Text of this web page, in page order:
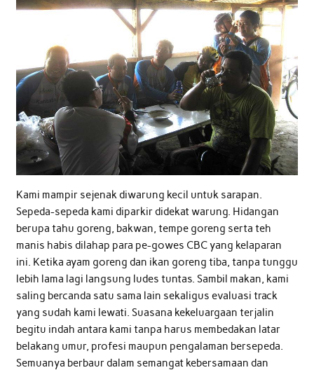
Kami mampir sejenak diwarung kecil untuk sarapan.
Sepeda-sepeda kami diparkir didekat warung. Hidangan
berupa tahu goreng, bakwan, tempe goreng serta teh
manis habis dilahap para pe-gowes CBC yang kelaparan
ini. Ketika ayam goreng dan ikan goreng tiba, tanpa tunggu
lebih lama lagi langsung ludes tuntas. Sambil makan, kami
saling bercanda satu sama lain sekaligus evaluasi track
yang sudah kami lewati. Suasana kekeluargaan terjalin
begitu indah antara kami tanpa harus membedakan latar
belakang umur, profesi maupun pengalaman bersepeda.
Semuanya berbaur dalam semangat kebersamaan dan